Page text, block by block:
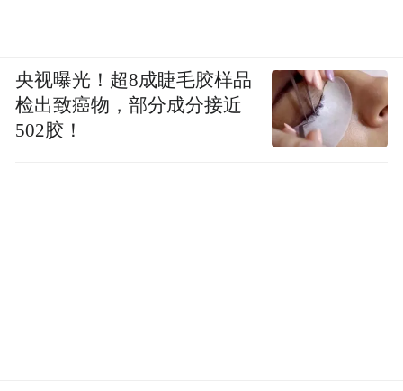
央视曝光！超8成睫毛胶样品
检出致癌物，部分成分接近
502胶！